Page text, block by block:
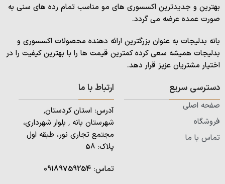
بهترین و جدیدترین اکسسوری های مو مناسب تمام رده های سنی به
صورت عمده عرضه می گردد.
بانه بدلیجات به عنوان بزرگترین ارائه دهنده محصولات اکسسوری و
بدلیجات همیشه سعی کرده کمترین قیمت ها را با بهترین کیفیت را در
اختیار مشتریان عزیز قرار دهد.
دسترسی سریع
صفحه اصلی
فروشگاه
تماس با ما
ارتباط با ما
آدرس: استان کردستان٬
شهرستان بانه ٬ بلوار شهرداری،
مجتمع تجاری نور، طبقه اول
پلاک: 58
تماس: 09189759254